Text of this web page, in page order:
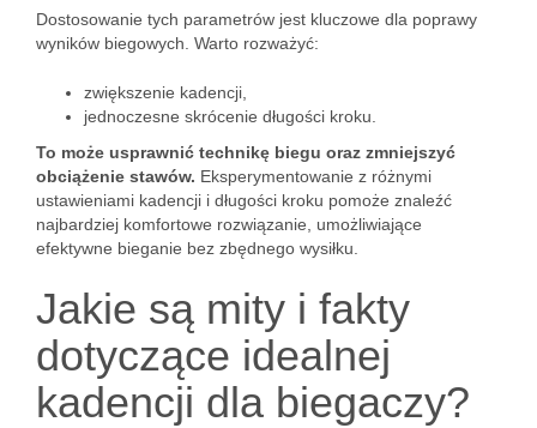
Dostosowanie tych parametrów jest kluczowe dla poprawy
wyników biegowych. Warto rozważyć:
zwiększenie kadencji,
jednoczesne skrócenie długości kroku.
To może usprawnić technikę biegu oraz zmniejszyć
obciążenie stawów. Eksperymentowanie z różnymi
ustawieniami kadencji i długości kroku pomoże znaleźć
najbardziej komfortowe rozwiązanie, umożliwiające
efektywne bieganie bez zbędnego wysiłku.
Jakie są mity i fakty
dotyczące idealnej
kadencji dla biegaczy?